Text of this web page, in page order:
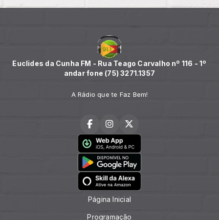
Euclides da Cunha FM - Rua Teago Carvalho nº 116 - 1º
andar fone (75) 3271.1357
A Rádio que te Faz Bem!
Página Inicial
Programação